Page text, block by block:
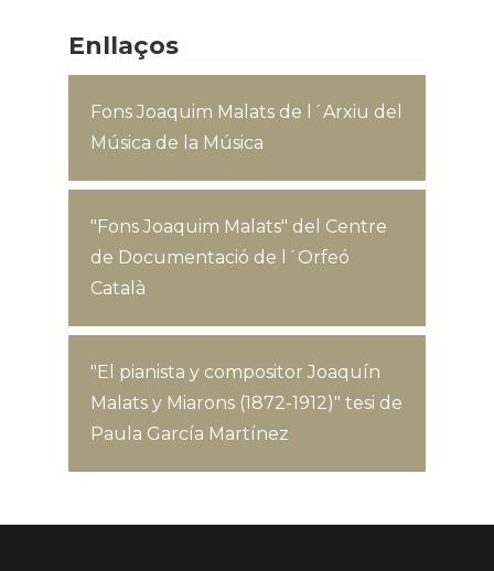
Enllaços
Fons Joaquim Malats de l´Arxiu del
Música de la Música
"Fons Joaquim Malats" del Centre
de Documentació de l´Orfeó
Català
"El pianista y compositor Joaquín
Malats y Miarons (1872-1912)" tesi de
Paula García Martínez